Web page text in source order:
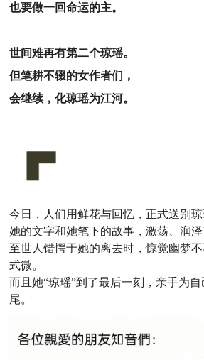
也要做一回命运的主。
世间难再有第二个琼瑶。
但笔耕不辍的女作者们，
会继续，化琼瑶为江河。
今日，人们用鲜花与回忆，正式送别琼
她的文字和她笔下的故事，激荡、润
至世人错愕于她的离去时，惊觉幽梦
式微。
而且她“琼瑶”到了最后一刻，亲手为
尾。